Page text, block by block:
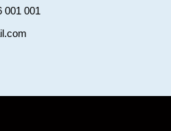
001 001